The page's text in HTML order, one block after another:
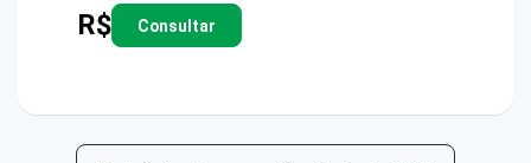
R$ Consultar